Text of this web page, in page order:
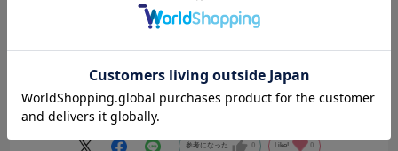
私は、このザ・アウルスタンダードUの他に、ザ・アウルの3点セット
の計4製品の無料お試しサービスを申し込みました。
4製品を比較した結果、短時間なら３Dハイエスト、長時間だとスタン
3Dハイエストはジェルの厚みがある分、底付き感がなく、座り心地が
とてもよいのですが、少しブヨブヨしていて不安定感があり、座面が
斜めになっているせいか、長時間座ると腰がだるくなってしまったた
続きを読む
参考になった 0 Like! 0